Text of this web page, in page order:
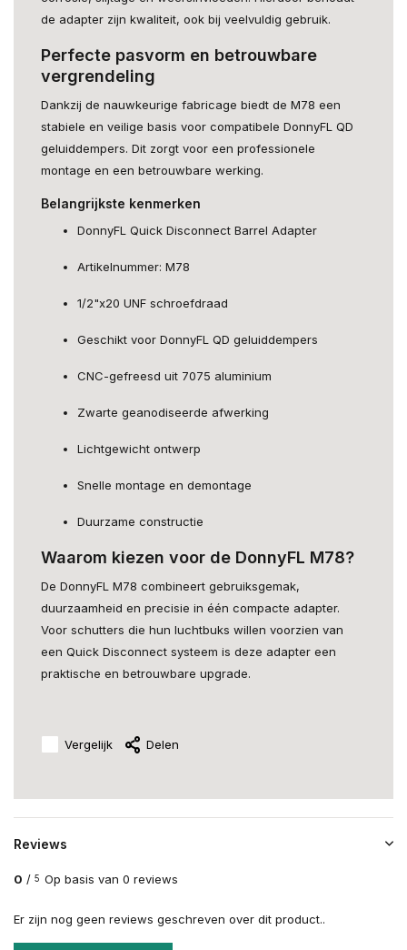
de adapter zijn kwaliteit, ook bij veelvuldig gebruik.
Perfecte pasvorm en betrouwbare
vergrendeling
Dankzij de nauwkeurige fabricage biedt de M78 een
stabiele en veilige basis voor compatibele DonnyFL QD
geluiddempers. Dit zorgt voor een professionele
montage en een betrouwbare werking.
Belangrijkste kenmerken
DonnyFL Quick Disconnect Barrel Adapter
Artikelnummer: M78
1/2"x20 UNF schroefdraad
Geschikt voor DonnyFL QD geluiddempers
CNC-gefreesd uit 7075 aluminium
Zwarte geanodiseerde afwerking
Lichtgewicht ontwerp
Snelle montage en demontage
Duurzame constructie
Waarom kiezen voor de DonnyFL M78?
De DonnyFL M78 combineert gebruiksgemak,
duurzaamheid en precisie in één compacte adapter.
Voor schutters die hun luchtbuks willen voorzien van
een Quick Disconnect systeem is deze adapter een
praktische en betrouwbare upgrade.
Vergelijk Delen
Reviews
0 / 5 Op basis van 0 reviews
Er zijn nog geen reviews geschreven over dit product..